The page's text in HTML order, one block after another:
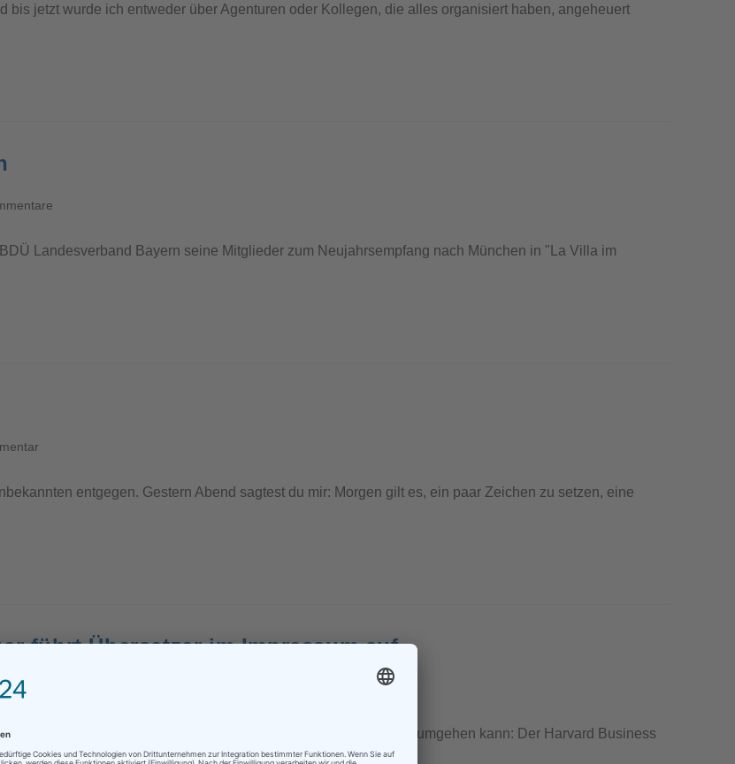
bis jetzt wurde ich entweder über Agenturen oder Kollegen, die alles organisiert haben, angeheuert
Landesverband Bayern seine Mitglieder zum Neujahrsempfang nach München in "La Villa im
entgegen. Gestern Abend sagtest du mir: Morgen gilt es, ein paar Zeichen zu setzen, eine
führt Übersetzer im Impressum auf
Übersetzungbranche und wie man auch mit den Übersetzern umgehen kann: Der Harvard Business